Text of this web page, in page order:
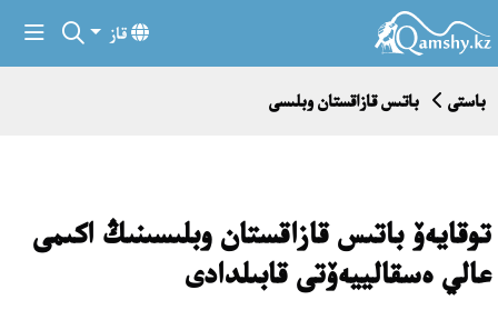
قاز
باستى باتىس قازاقستان وبلىسى
توقايەۆ باتىس قازاقستان وبلىسىنىڭ اكىمى
عالي ەسقالييەۆتى قابىلدادى